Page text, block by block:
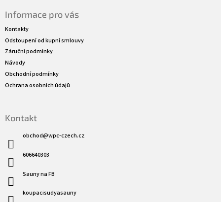
Informace pro vás
Kontakty
Odstoupení od kupní smlouvy
Záruční podmínky
Návody
Obchodní podmínky
Ochrana osobních údajů
Kontakt
obchod@wpc-czech.cz
606640303
Sauny na FB
koupacisudyasauny